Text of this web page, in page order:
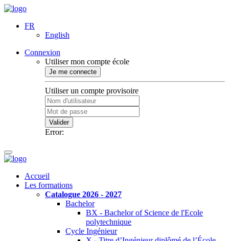
FR
English
Connexion
Utiliser mon compte école
Je me connecte
Utiliser un compte provisoire
Valider
Error:
Accueil
Les formations
Catalogue 2026 - 2027
Bachelor
BX - Bachelor of Science de l'Ecole
polytechnique
Cycle Ingénieur